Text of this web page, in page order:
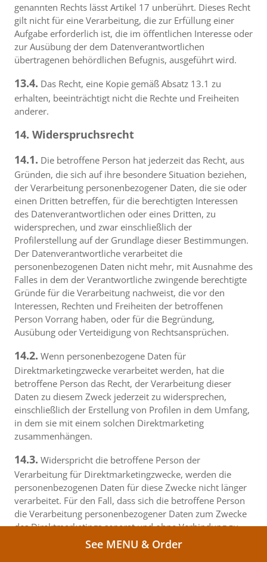
genannten Rechts lässt Artikel 17 unberührt. Dieses Recht
gilt nicht für eine Verarbeitung, die zur Erfüllung einer
Aufgabe erforderlich ist, die im öffentlichen Interesse oder
zur Ausübung der dem Datenverantwortlichen
übertragenen behördlichen Befugnis, ausgeführt wird.
13.4. Das Recht, eine Kopie gemäß Absatz 13.1 zu
erhalten, beeinträchtigt nicht die Rechte und Freiheiten
anderer.
14. Widerspruchsrecht
14.1. Die betroffene Person hat jederzeit das Recht, aus
Gründen, die sich auf ihre besondere Situation beziehen,
der Verarbeitung personenbezogener Daten, die sie oder
einen Dritten betreffen, für die berechtigten Interessen
des Datenverantwortlichen oder eines Dritten, zu
widersprechen, und zwar einschließlich der
Profilerstellung auf der Grundlage dieser Bestimmungen.
Der Datenverantwortliche verarbeitet die
personenbezogenen Daten nicht mehr, mit Ausnahme des
Falles in dem der Verantwortliche zwingende berechtigte
Gründe für die Verarbeitung nachweist, die vor den
Interessen, Rechten und Freiheiten der betroffenen
Person Vorrang haben, oder für die Begründung,
Ausübung oder Verteidigung von Rechtsansprüchen.
14.2. Wenn personenbezogene Daten für
Direktmarketingzwecke verarbeitet werden, hat die
betroffene Person das Recht, der Verarbeitung dieser
Daten zu diesem Zweck jederzeit zu widersprechen,
einschließlich der Erstellung von Profilen in dem Umfang,
in dem sie mit einem solchen Direktmarketing
zusammenhängen.
14.3. Widerspricht die betroffene Person der
Verarbeitung für Direktmarketingzwecke, werden die
personenbezogenen Daten für diese Zwecke nicht länger
verarbeitet. Für den Fall, dass sich die betroffene Person
die Verarbeitung personenbezogener Daten zum Zwecke
des Direktmarketings separat und ohne Verbindung zu
einer anderen Handlung entscheidet, einschließlich durch
See MENU & Order